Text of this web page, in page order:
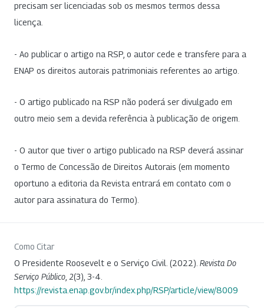
precisam ser licenciadas sob os mesmos termos dessa
licença.
- Ao publicar o artigo na RSP, o autor cede e transfere para a
ENAP os direitos autorais patrimoniais referentes ao artigo.
- O artigo publicado na RSP não poderá ser divulgado em
outro meio sem a devida referência à publicação de origem.
- O autor que tiver o artigo publicado na RSP deverá assinar
o Termo de Concessão de Direitos Autorais (em momento
oportuno a editoria da Revista entrará em contato com o
autor para assinatura do Termo).
Como Citar
O Presidente Roosevelt e o Serviço Civil. (2022). Revista Do
Serviço Público 2(3), 3-4.
https://revista.enap.gov.br/index.php/RSP/article/view/8009